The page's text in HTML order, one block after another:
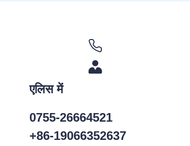
एलिस में
0755-26664521
+86-19066352637